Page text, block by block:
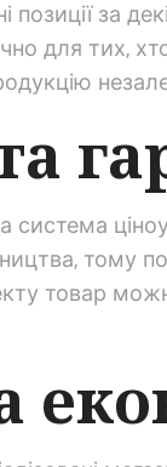
за
для тих,
тому
товар